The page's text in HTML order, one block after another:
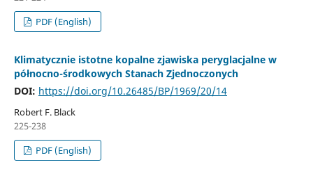
PDF (English)
Klimatycznie istotne kopalne zjawiska peryglacjalne w
północno-środkowych Stanach Zjednoczonych
DOI: https://doi.org/10.26485/BP/1969/20/14
Robert F. Black
225-238
PDF (English)